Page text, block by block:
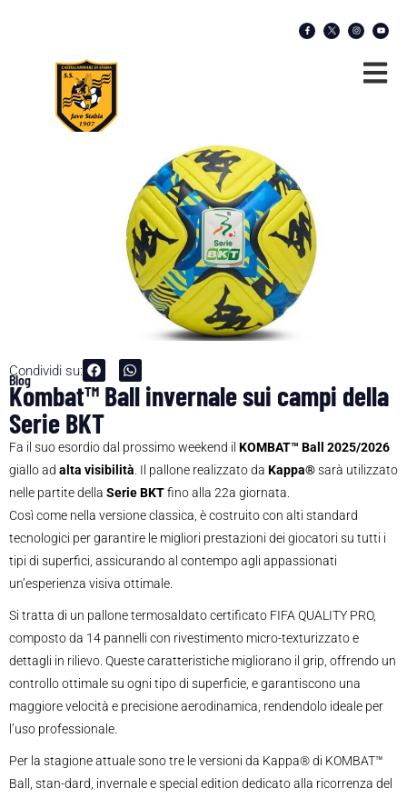
Condividi su:
Blog
Kombat™ Ball invernale sui campi della
Serie BKT
Fa il suo esordio dal prossimo weekend il KOMBAT™ Ball 2025/2026
giallo ad alta visibilità . Il pallone realizzato da Kappa®sarà utilizzato
nelle partite della Serie BKTfino alla 22a giornata.
Così come nella versione classica, è costruito con alti standard
tecnologici per garantire le migliori prestazioni dei giocatori su tutti i
tipi di superfici, assicurando al contempo agli appassionati
un’esperienza visiva ottimale.
Si tratta di un pallone termosaldato certificato FIFA QUALITY PRO,
composto da 14 pannelli con rivestimento micro-texturizzato e
dettagli in rilievo. Queste caratteristiche migliorano il grip, offrendo un
controllo ottimale su ogni tipo di superficie, e garantiscono una
maggiore velocità e precisione aerodinamica, rendendolo ideale per
l’uso professionale.
Per la stagione attuale sono tre le versioni da Kappa® di KOMBAT™
Ball, stan-dard, invernale e special edition dedicato alla ricorrenza del